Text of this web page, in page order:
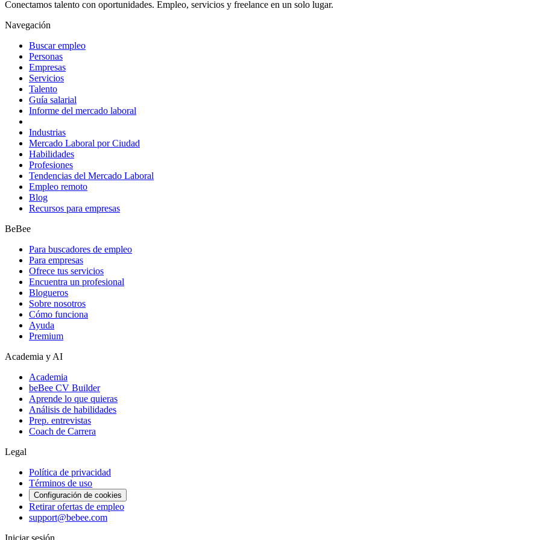
Conectamos talento con oportunidades. Empleo, servicios y freelance en un solo lugar.
Navegación
Buscar empleo
Personas
Empresas
Servicios
Talento
Guía salarial
Informe del mercado laboral
Industrias
Mercado Laboral por Ciudad
Habilidades
Profesiones
Tendencias del Mercado Laboral
Empleo remoto
Blog
Recursos para empresas
BeBee
Para buscadores de empleo
Para empresas
Ofrece tus servicios
Encuentra un profesional
Blogueros
Sobre nosotros
Cómo funciona
Ayuda
Premium
Academia y AI
Academia
beBee CV Builder
Aprende lo que quieras
Análisis de habilidades
Prep. entrevistas
Coach de Carrera
Legal
Política de privacidad
Términos de uso
Configuración de cookies
Retirar ofertas de empleo
support@bebee.com